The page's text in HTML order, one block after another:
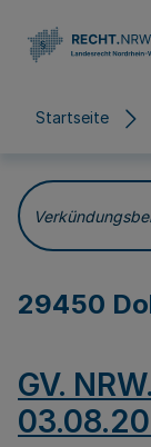
Startseite
29450
GV.